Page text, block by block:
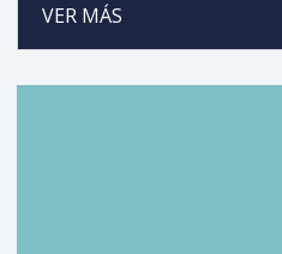
VER MÁS